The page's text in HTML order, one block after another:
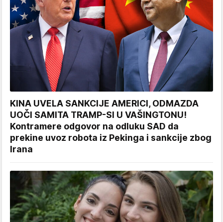
KINA UVELA SANKCIJE AMERICI, ODMAZDA
UOČI SAMITA TRAMP-SI U VAŠINGTONU!
Kontramere odgovor na odluku SAD da
prekine uvoz robota iz Pekinga i sankcije zbog
Irana